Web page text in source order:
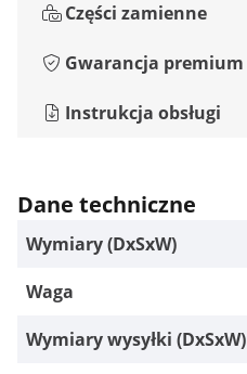
Części zamienne
Gwarancja premium
Instrukcja obsługi
Dane techniczne
Wymiary (DxSxW)
Waga
Wymiary wysyłki (DxSxW)